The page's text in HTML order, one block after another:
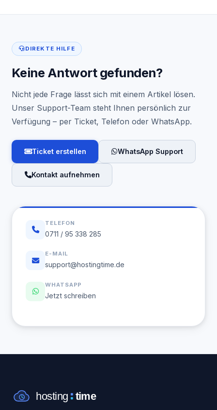
DIREKTE HILFE
Keine Antwort gefunden?
Nicht jede Frage lässt sich mit einem Artikel lösen.
Unser Support-Team steht Ihnen persönlich zur
Verfügung – per Ticket, Telefon oder WhatsApp.
Ticket erstellen WhatsApp Support
Kontakt aufnehmen
TELEFON
0711 / 95 338 285
E-MAIL
support@hostingtime.de
WHATSAPP
Jetzt schreiben